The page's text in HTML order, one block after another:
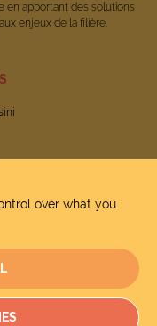
en apportant des solutions
enjeux de la filière.
over what you